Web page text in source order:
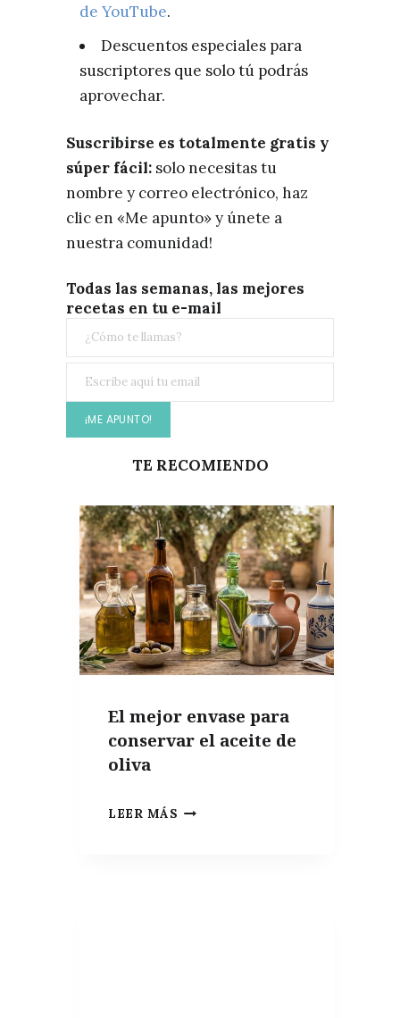
de YouTube.
Descuentos especiales para
suscriptores que solo tú podrás
aprovechar.
Suscribirse es totalmente gratis y
súper fácil: solo necesitas tu
nombre y correo electrónico, haz
clic en «Me apunto» y únete a
nuestra comunidad!
Todas las semanas, las mejores
recetas en tu e-mail
TE RECOMIENDO
El mejor envase para
conservar el aceite de
oliva
LEER MÁS EL